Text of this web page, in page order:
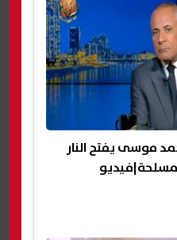
موسى يفتح النار